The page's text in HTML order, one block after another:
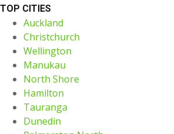
TOP CITIES
Auckland
Christchurch
Wellington
Manukau
North Shore
Hamilton
Tauranga
Dunedin